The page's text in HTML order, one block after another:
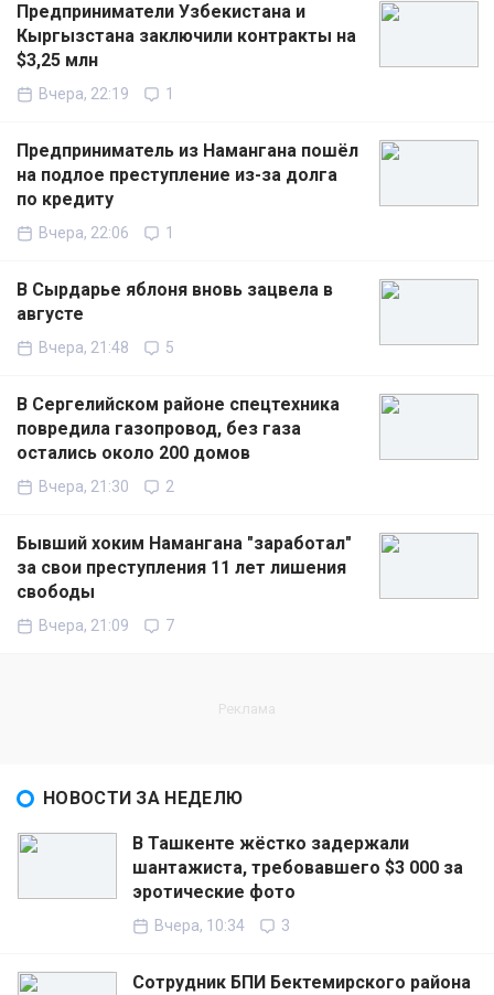
Предприниматели Узбекистана и
Кыргызстана заключили контракты на
$3,25 млн
Вчера, 22:19 1
Предприниматель из Намангана пошёл
на подлое преступление из-за долга
по кредиту
Вчера, 22:06 1
В Сырдарье яблоня вновь зацвела в
августе
Вчера, 21:48 5
В Сергелийском районе спецтехника
повредила газопровод, без газа
остались около 200 домов
Вчера, 21:30 2
Бывший хоким Намангана "заработал"
за свои преступления 11 лет лишения
свободы
Вчера, 21:09 7
НОВОСТИ ЗА НЕДЕЛЮ
В Ташкенте жёстко задержали
шантажиста, требовавшего $3 000 за
эротические фото
Вчера, 10:34 3
Сотрудник БПИ Бектемирского района